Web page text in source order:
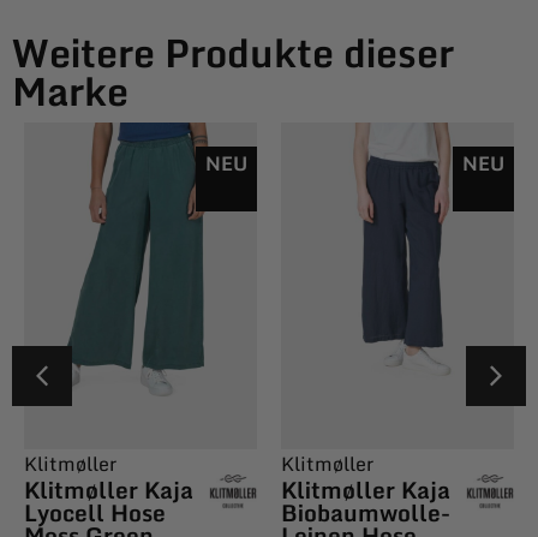
Weitere Produkte dieser
Marke
NEU
Klitmøller
Klitmøller Kaja
Lyocell Hose
NEU
Klitmøller
Klitmøller Kaja
Biobaumwolle-